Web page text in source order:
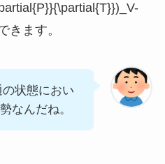
きます。
状態におい
なんだね。